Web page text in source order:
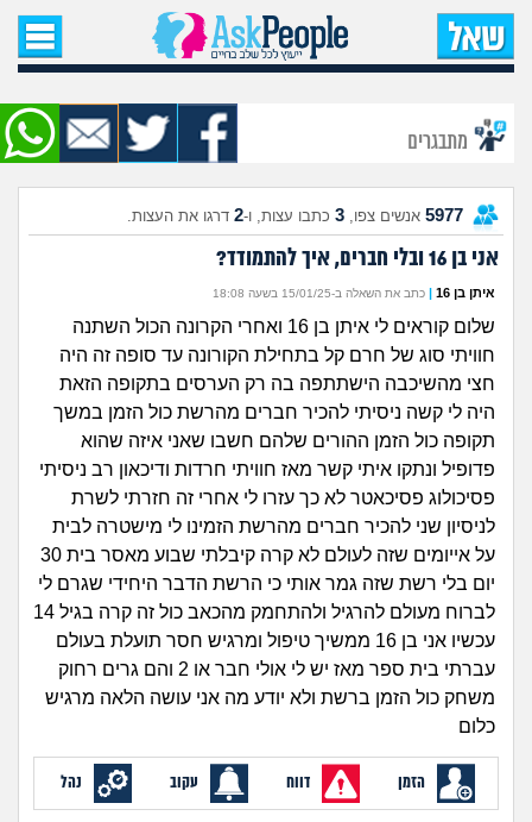
עמוד הבית
שאל שאלה
שאלות חדשות
שאלות שעוררו עניין
עצות חדשות
מה קורה כאן?
מתחם הטיפים
מדורים
זוגיות
היריון ולידה
הורות ומשפחה
מהבקו"ם... ועד מתי?!
חיפוש שאלות
הרשמה | התחברות
מתבגרים
5977 אנשים צפו, 3 כתבו עצות, ו-2 דרגו את העצות.
אני בן 16 ובלי חברים, איך להתמודד?
איתן בן 16 | כתב את השאלה ב-15/01/25 בשעה 18:08
שלום קוראים לי איתן בן 16 ואחרי הקרונה הכול השתנה
חוויתי סוג של חרם קל בתחילת הקורונה עד סופה זה היה
חצי מהשיכבה הישתתפה בה רק הערסים בתקופה הזאת
היה לי קשה ניסיתי להכיר חברים מהרשת כול הזמן במשך
תקופה כול הזמן ההורים שלהם חשבו שאני איזה שהוא
פדופיל ונתקו איתי קשר מאז חוויתי חרדות ודיכאון רב ניסיתי
פסיכולוג פסיכאטר לא כך עזרו לי אחרי זה חזרתי לשרת
לניסיון שני להכיר חברים מהרשת הזמינו לי מישטרה לבית
על אייומים שזה לעולם לא קרה קיבלתי שבוע מאסר בית 30
יום בלי רשת שזה גמר אותי כי הרשת הדבר היחידי שגרם לי
לברוח מעולם להרגיל ולהתחמק מהכאב כול זה קרה בגיל 14
עכשיו אני בן 16 ממשיך טיפול ומרגיש חסר תועלת בעולם
עברתי בית ספר מאז יש לי אולי חבר או 2 והם גרים רחוק
משחק כול הזמן ברשת ולא יודע מה אני עושה הלאה מרגיש
כלום
הזמן דווח עקוב נהל